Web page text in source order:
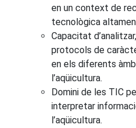
en un context de
tecnològica
Capacitat
protocols de
en els diferents
l’aqüicultura.
Domini de les TIC
interpretar
l’aqüicultura.